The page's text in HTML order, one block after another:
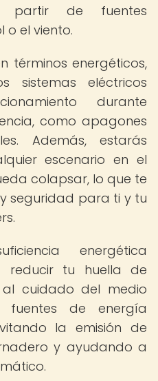
partir de fuentes
o el viento.
términos energéticos,
sistemas eléctricos
durante
como apagones
Además, estarás
escenario en el
colapsar, lo que te
seguridad para ti y tu
energética
reducir tu huella de
cuidado del medio
fuentes de energía
la emisión de
y ayudando a